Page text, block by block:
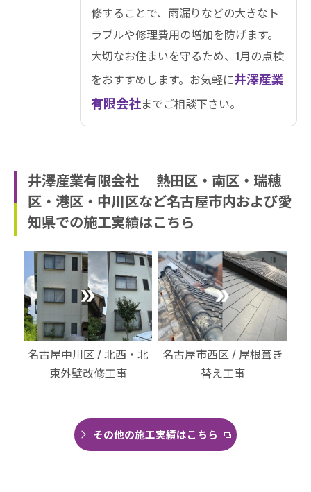
修することで、雨漏りなどの大きなト
ラブルや修理費用の増加を防げます。
大切なお住まいを守るため、1月の点検
をおすすめします。お気軽に井澤産業
有限会社までご相談下さい。
井澤産業有限会社│ 熱田区・南区・瑞穂
区・港区・中川区など名古屋市内および愛
知県での施工実績はこちら
名古屋市西区 / 屋根葺き
替え工事
名古屋市港区 / 外装改修
工事
その他の施工実績はこちら